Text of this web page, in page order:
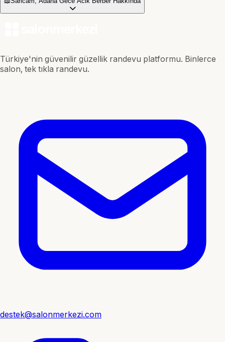
Türkiye'nin güvenilir güzellik randevu platformu. Binlerce
salon, tek tıkla randevu.
destek@salonmerkezi.com